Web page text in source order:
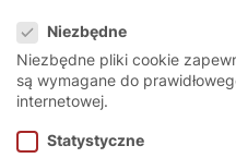
High-speed
EFA-SRT®
Niezbędne
Niezbędne pliki cookie
są wymagane do
internetowej.
Statystyczne